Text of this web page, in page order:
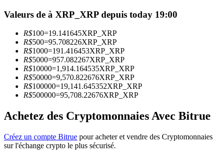
Profitez du partage des bénéfices et des commissions de copy
trading
Information
Valeurs de à XRP_XRP depuis today 19:00
R$100=19.141645XRP_XRP
R$500=95.708226XRP_XRP
R$1000=191.416453XRP_XRP
R$5000=957.082267XRP_XRP
R$10000=1,914.164535XRP_XRP
R$50000=9,570.822676XRP_XRP
R$100000=19,141.645352XRP_XRP
R$500000=95,708.22676XRP_XRP
Achetez des Cryptomonnaies Avec Bitrue
Créez un compte Bitrue pour acheter et vendre des Cryptomonnaies
sur l'échange crypto le plus sécurisé.